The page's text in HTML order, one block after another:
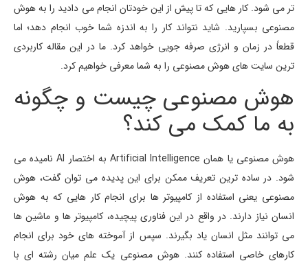
تر می شود. کار هایی که تا پیش از این خودتان انجام می دادید را به هوش
مصنوعی بسپارید. شاید نتواند کار را به اندزه شما خوب انجام دهد؛ اما
قطعاً در زمان و انرژی صرفه جویی خواهد کرد. ما در این مقاله کاربردی
ترین سایت های هوش مصنوعی را به شما معرفی خواهیم کرد.
هوش مصنوعی چیست و چگونه
به ما کمک می کند؟
هوش مصنوعی یا همان Artificial Intelligence به اختصار AI نامیده می
شود. در ساده ترین تعریف ممکن برای این پدیده می توان گفت، هوش
مصنوعی یعنی استفاده از کامپیوتر ها برای انجام کار هایی که به هوش
انسان نیاز دارند. در واقع در این فناوری پیچیده، کامپیوتر ها و ماشین ها
می توانند مثل انسان یاد بگیرند. سپس از آموخته های خود برای انجام
کارهای خاصی استفاده کنند. هوش مصنوعی یک علم میان رشته ای با